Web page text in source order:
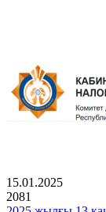
15.01.2025
2081